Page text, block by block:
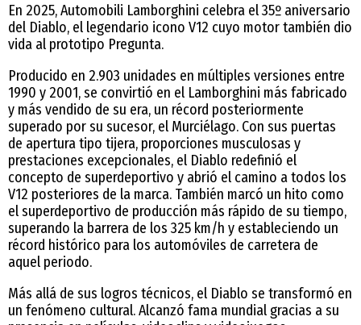
En 2025, Automobili Lamborghini celebra el 35º aniversario
del Diablo, el legendario icono V12 cuyo motor también dio
vida al prototipo Pregunta.
Producido en 2.903 unidades en múltiples versiones entre
1990 y 2001, se convirtió en el Lamborghini más fabricado
y más vendido de su era, un récord posteriormente
superado por su sucesor, el Murciélago. Con sus puertas
de apertura tipo tijera, proporciones musculosas y
prestaciones excepcionales, el Diablo redefinió el
concepto de superdeportivo y abrió el camino a todos los
V12 posteriores de la marca. También marcó un hito como
el superdeportivo de producción más rápido de su tiempo,
superando la barrera de los 325 km/h y estableciendo un
récord histórico para los automóviles de carretera de
aquel periodo.
Más allá de sus logros técnicos, el Diablo se transformó en
un fenómeno cultural. Alcanzó fama mundial gracias a su